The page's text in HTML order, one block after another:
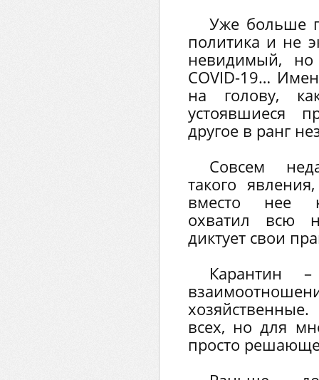
Уже больше
политика и не
невидимый, но
COVID-19…
на голову,
устоявшиеся
другое в ранг
Совсем
такого
вместо нее
охватил всю
диктует свои
Карантин
всех, но для
просто